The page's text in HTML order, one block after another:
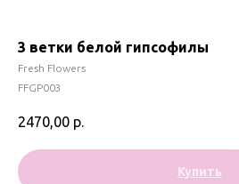
3 ветки белой гипсофилы
Fresh Flowers
FFGP003
2470,00 р.
Купить